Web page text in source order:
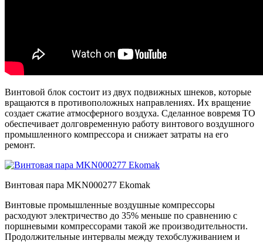
Винтовой блок состоит из двух подвижных шнеков, которые
вращаются в противоположных направлениях. Их вращение
создает сжатие атмосферного воздуха. Сделанное вовремя ТО
обеспечивает долговременную работу винтового воздушного
промышленного компрессора и снижает затраты на его
ремонт.
Винтовая пара MKN000277 Ekomak
Винтовые промышленные воздушные компрессоры
расходуют электричество до 35% меньше по сравнению с
поршневыми компрессорами такой же производительности.
Продолжительные интервалы между техобслуживанием и